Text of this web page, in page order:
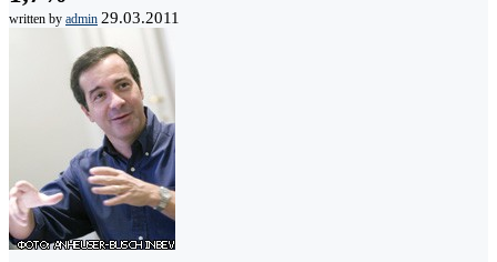
written by admin 29.03.2011